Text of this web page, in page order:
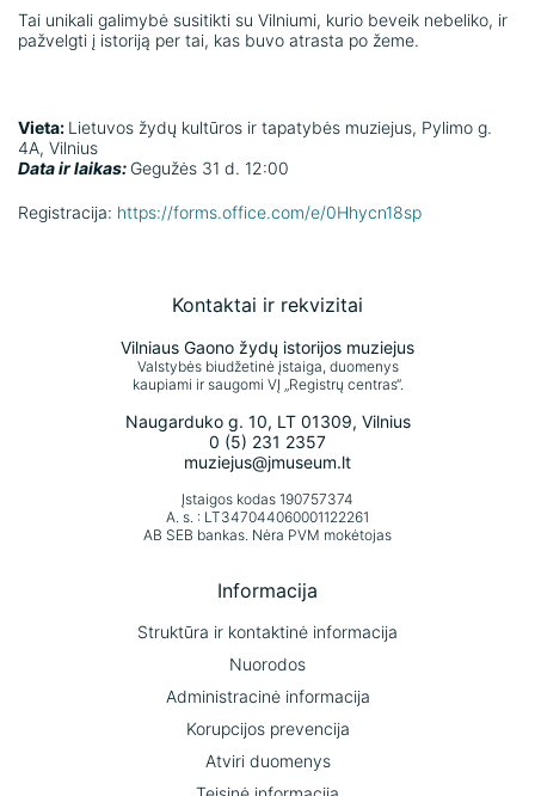
Tai unikali galimybė susitikti su Vilniumi, kurio beveik nebeliko, ir
pažvelgti į istoriją per tai, kas buvo atrasta po žeme.
Vieta: Lietuvos žydų kultūros ir tapatybės muziejus, Pylimo g.
4A, Vilnius
Data ir laikas: Gegužės 31 d. 12:00
Registracija: https://forms.office.com/e/0Hhycn18sp
Kontaktai ir rekvizitai
Vilniaus Gaono žydų istorijos muziejus
Valstybės biudžetinė įstaiga, duomenys
kaupiami ir saugomi VĮ „Registrų centras“.
Naugarduko g. 10, LT 01309, Vilnius
0 (5) 231 2357
muziejus@jmuseum.lt
Įstaigos kodas 190757374
A. s. : LT347044060001122261
AB SEB bankas. Nėra PVM mokėtojas
Informacija
Struktūra ir kontaktinė informacija
Nuorodos
Administracinė informacija
Korupcijos prevencija
Atviri duomenys